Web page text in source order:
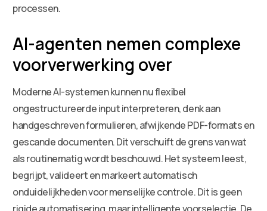
processen.
AI-agenten nemen complexe
voorverwerking over
Moderne AI-systemen kunnen nu flexibel
ongestructureerde input interpreteren, denk aan
handgeschreven formulieren, afwijkende PDF-formats en
gescande documenten. Dit verschuift de grens van wat
als routinematig wordt beschouwd. Het systeem leest,
begrijpt, valideert en markeert automatisch
onduidelijkheden voor menselijke controle. Dit is geen
rigide automatisering, maar intelligente voorselectie. De